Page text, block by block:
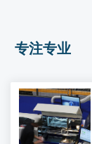
专注专业